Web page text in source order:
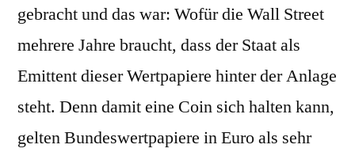
gebracht und das war: Wofür die Wall Street
mehrere Jahre braucht, dass der Staat als
Emittent dieser Wertpapiere hinter der Anlage
steht. Denn damit eine Coin sich halten kann,
gelten Bundeswertpapiere in Euro als sehr